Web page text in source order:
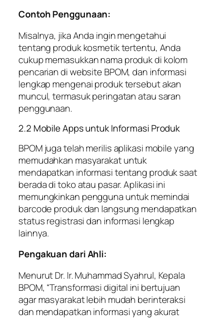
Contoh Penggunaan:
Misalnya, jika Anda ingin mengetahui
tentang produk kosmetik tertentu, Anda
cukup memasukkan nama produk di kolom
pencarian di website BPOM, dan informasi
lengkap mengenai produk tersebut akan
muncul, termasuk peringatan atau saran
penggunaan.
2.2 Mobile Apps untuk Informasi Produk
BPOM juga telah merilis aplikasi mobile yang
memudahkan masyarakat untuk
mendapatkan informasi tentang produk saat
berada di toko atau pasar. Aplikasi ini
memungkinkan pengguna untuk memindai
barcode produk dan langsung mendapatkan
status registrasi dan informasi lengkap
lainnya.
Pengakuan dari Ahli:
Menurut Dr. Ir. Muhammad Syahrul, Kepala
BPOM, “Transformasi digital ini bertujuan
agar masyarakat lebih mudah berinteraksi
dan mendapatkan informasi yang akurat